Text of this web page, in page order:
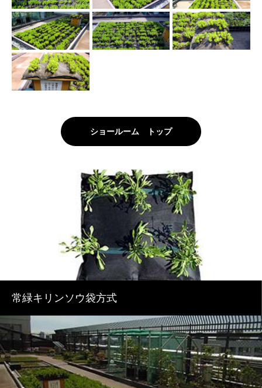
ショールーム トップ
常緑キリンソウ袋方式